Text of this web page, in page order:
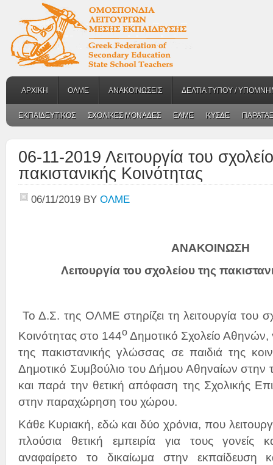
ΑΡΧΙΚΗ ΟΛΜΕ ΑΝΑΚΟΙΝΩΣΕΙΣ ΔΕΛΤΙΑ ΤΥΠΟΥ /
ΕΚΠΑΙΔΕΥΤΙΚΟΣ ΣΧΟΛΙΚΕΣ ΜΟΝΑΔΕΣ ΕΛΜΕ ΚΥΣΔΕ
06-11-2019 Λειτουργία του
πακιστανικής Κοινότητας
06/11/2019 BY ΟΛΜΕ
ΑΝΑΚΟΙΝΩΣΗ
Λειτουργία του σχολείου της
Το Δ.Σ. της ΟΛΜΕ στηρίζει τη λειτουργία του
Κοινότητας στο 144ο Δημοτικό Σχολείο
της πακιστανικής γλώσσας σε παιδιά της
Δημοτικό Συμβούλιο του Δήμου Αθηναίων στην
και παρά την θετική απόφαση της Σχολικής
στην παραχώρηση του χώρου.
Κάθε Κυριακή, εδώ και δύο χρόνια, που
πλούσια θετική εμπειρία για τους γονείς
αναφαίρετο το δικαίωμα στην εκπαίδευση